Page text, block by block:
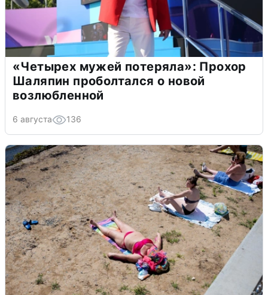
«Четырех мужей потеряла»: Прохор
Шаляпин проболтался о новой
возлюбленной
6 августа 136